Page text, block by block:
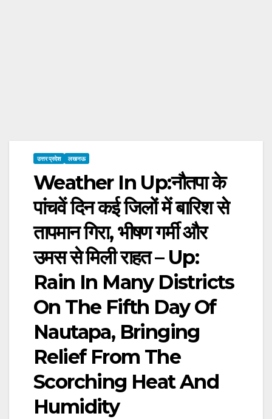
उत्तर प्रदेश लखनऊ
Weather In Up:नौतपा के
पांचवें दिन कई जिलों में बारिश से
तापमान गिरा, भीषण गर्मी और
उमस से मिली राहत – Up:
Rain In Many Districts
On The Fifth Day Of
Nautapa, Bringing
Relief From The
Scorching Heat And
Humidity